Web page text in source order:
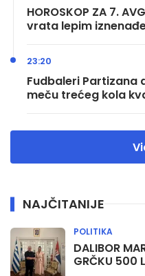
HOROSKOP ZA 7.
vrata lepim
Fudbaleri Partizana
meču trećeg kola
23:20
NAJČITANIJE
DALIBOR
GRČKU 500
POLITIKA